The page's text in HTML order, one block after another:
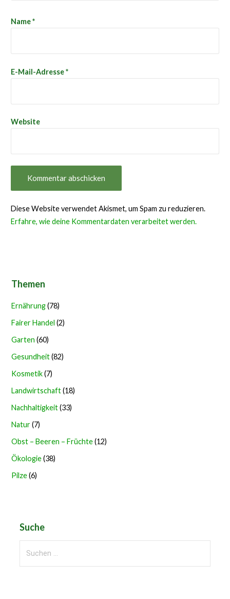
Name*
E-Mail-Adresse*
Website
Diese Website verwendet Akismet, um Spam zu reduzieren.
Erfahre, wie deine Kommentardaten verarbeitet werden.
Themen
Ernährung(78)
Fairer Handel (2)
Garten (60)
Gesundheit(82)
Kosmetik(7)
Landwirtschaft(18)
Nachhaltigkeit(33)
Natur(7)
Obst – Beeren – Früchte(12)
Ökologie(38)
Pilze(6)
Suche